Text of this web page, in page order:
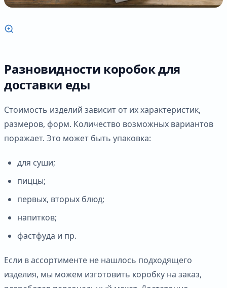
Разновидности коробок для
доставки еды
Стоимость изделий зависит от их характеристик,
размеров, форм. Количество возможных вариантов
поражает. Это может быть упаковка:
для суши;
пиццы;
первых, вторых блюд;
напитков;
фастфуда и пр.
Если в ассортименте не нашлось подходящего
изделия, мы можем изготовить коробку на заказ,